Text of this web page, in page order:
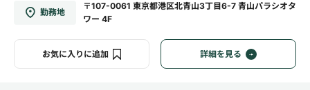
勤務地
〒107-0061 東京都港区北青山3丁目6-7 青山パラシオタ
ワー 4F
お気に入りに追加 詳細を見る